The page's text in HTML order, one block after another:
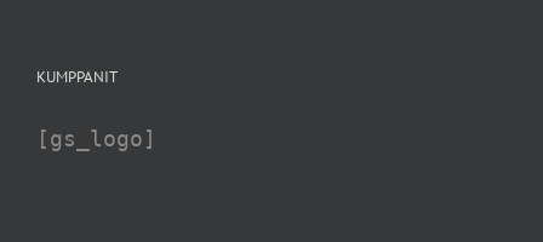
KUMPPANIT
[gs_logo]